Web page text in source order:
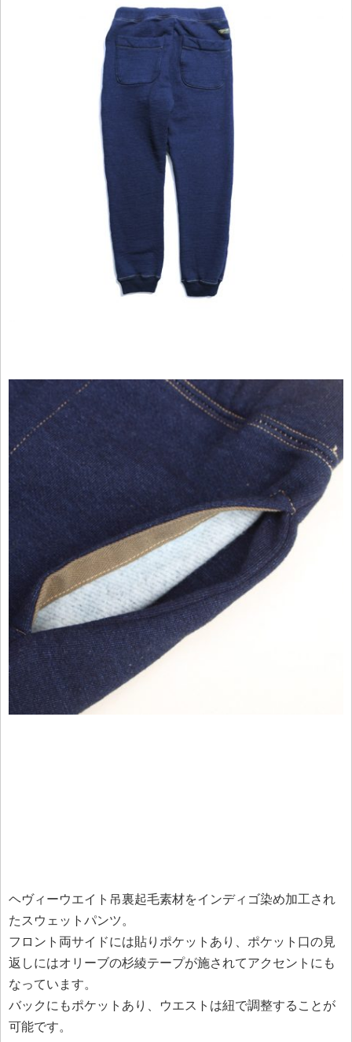
ヘヴィーウエイト吊裏起毛素材をインディゴ染め加工され
たスウェットパンツ。
フロント両サイドには貼りポケットあり、ポケット口の見
返しにはオリーブの杉綾テープが施されてアクセントにも
なっています。
バックにもポケットあり、ウエストは紐で調整することが
可能です。